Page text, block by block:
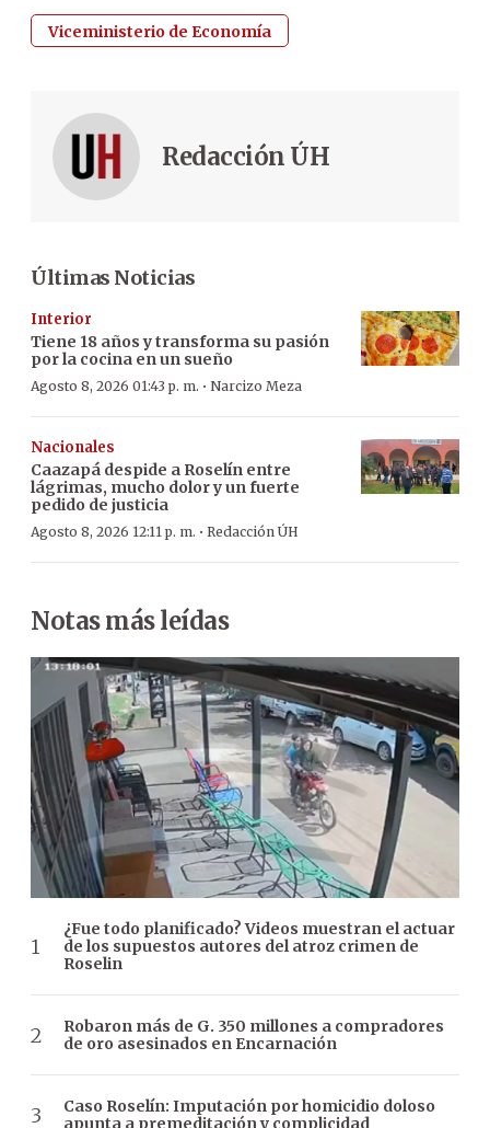
Viceministerio de Economía
Redacción ÚH
Últimas Noticias
Interior
Tiene 18 años y transforma su pasión
por la cocina en un sueño
Agosto 8, 2026 01:43 p. m. · Narcizo Meza
Nacionales
Caazapá despide a Roselín entre
lágrimas, mucho dolor y un fuerte
pedido de justicia
Agosto 8, 2026 12:11 p. m. · Redacción ÚH
Notas más leídas
¿Fue todo planificado? Videos muestran el actuar
de los supuestos autores del atroz crimen de
Roselin
Robaron más de G. 350 millones a compradores
de oro asesinados en Encarnación
Caso Roselín: Imputación por homicidio doloso
apunta a premeditación y complicidad